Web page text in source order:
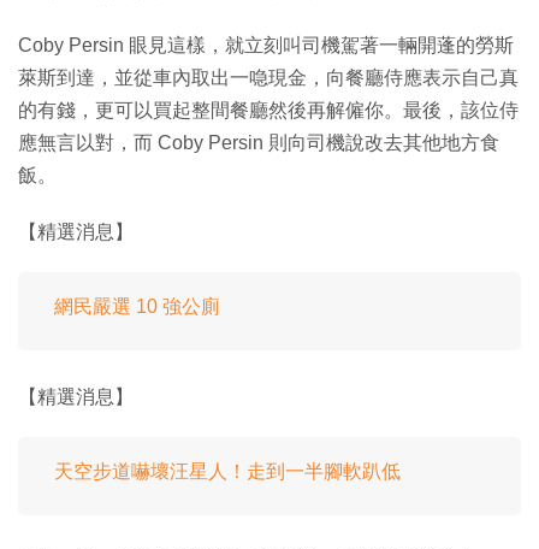
Coby Persin 眼見這樣，就立刻叫司機駕著一輛開蓬的勞斯
萊斯到達，並從車內取出一喼現金，向餐廳侍應表示自己真
的有錢，更可以買起整間餐廳然後再解僱你。最後，該位侍
應無言以對，而 Coby Persin 則向司機說改去其他地方食
飯。
【精選消息】
網民嚴選 10 強公廁
【精選消息】
天空步道嚇壞汪星人！走到一半腳軟趴低